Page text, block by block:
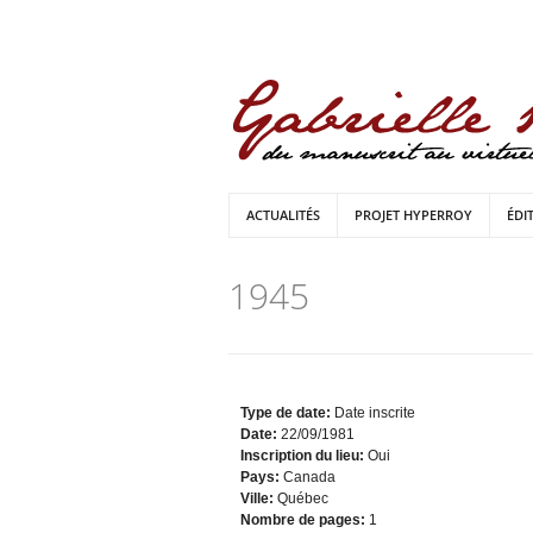
ACTUALITÉS PROJET HYPERROY
1945
Type de date: Date inscrite
Date: 22/09/1981
Inscription du lieu: Oui
Pays: Canada
Ville: Québec
Nombre de pages: 1